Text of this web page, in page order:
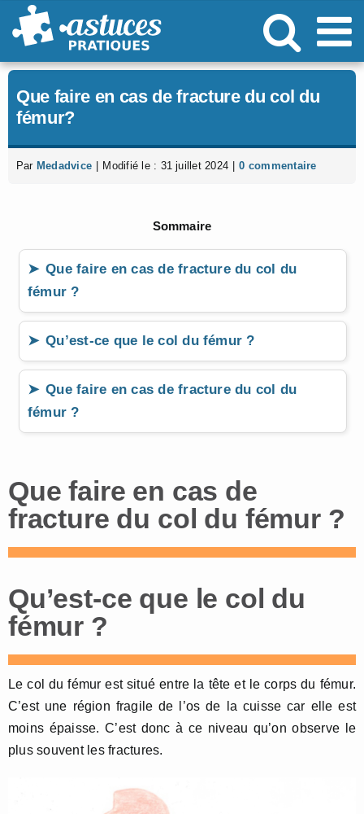
Passer
au
Que faire en cas de fracture du col du
fémur?
Par Medadvice Modifié le : 31 juillet 2024 0 commentaire
Sommaire
Que faire en cas de fracture du col du
fémur ?
Qu’est-ce que le col du fémur ?
Que faire en cas de fracture du col du
fémur ?
Que faire en cas de
fracture du col du fémur ?
Qu’est-ce que le col du
fémur ?
Le col du fémur est situé entre la tête et le corps du fémur.
C’est une région fragile de l’os de la cuisse car elle est
moins épaisse. C’est donc à ce niveau qu’on observe le
plus souvent les fractures.